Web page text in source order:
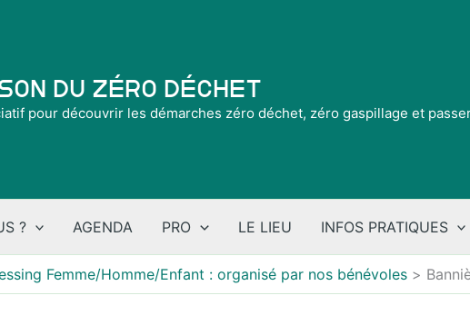
du Zéro Déchet
pour découvrir les démarches zéro déchet, zéro gaspillage et passer
? AGENDA PRO LE LIEU INFOS PRATIQUES
Femme/Homme/Enfant : organisé par nos bénévoles